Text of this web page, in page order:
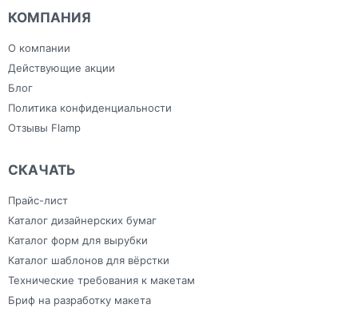
Ежедневники с
индивидуальным
Зонты
Изделия из ПВХ
Канцелярия
План эвакуации
Плоттерная резка
Холсты
Широкоформатная печать
КОМПАНИЯ
О компании
Действующие акции
Блог
Политика конфиденциальности
Отзывы Flamp
СКАЧАТЬ
Прайс-лист
Каталог дизайнерских бумаг
Каталог форм для вырубки
Каталог шаблонов для вёрстки
Технические требования к макетам
Бриф на разработку макета